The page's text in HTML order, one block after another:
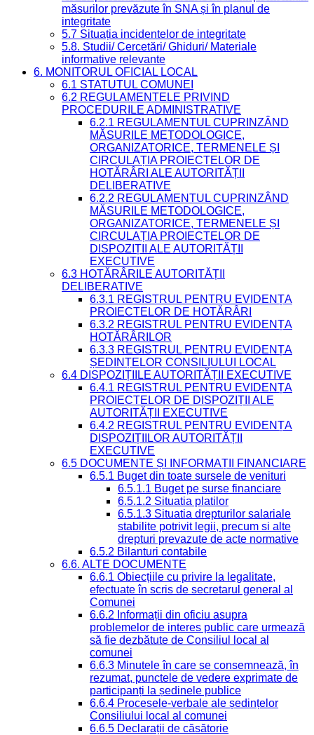
măsurilor prevăzute în SNA și în planul de
integritate
5.7 Situația incidentelor de integritate
5.8. Studii/ Cercetări/ Ghiduri/ Materiale
informative relevante
6. MONITORUL OFICIAL LOCAL
6.1 STATUTUL COMUNEI
6.2 REGULAMENTELE PRIVIND
PROCEDURILE ADMINISTRATIVE
6.2.1 REGULAMENTUL CUPRINZÂND
MĂSURILE METODOLOGICE,
ORGANIZATORICE, TERMENELE ȘI
CIRCULAȚIA PROIECTELOR DE
HOTĂRÂRI ALE AUTORITĂȚII
DELIBERATIVE
6.2.2 REGULAMENTUL CUPRINZÂND
MĂSURILE METODOLOGICE,
ORGANIZATORICE, TERMENELE ȘI
CIRCULAȚIA PROIECTELOR DE
DISPOZIȚII ALE AUTORITĂȚII
EXECUTIVE
6.3 HOTĂRÂRILE AUTORITĂȚII
DELIBERATIVE
6.3.1 REGISTRUL PENTRU EVIDENȚA
PROIECTELOR DE HOTĂRÂRI
6.3.2 REGISTRUL PENTRU EVIDENȚA
HOTĂRÂRILOR
6.3.3 REGISTRUL PENTRU EVIDENȚA
ȘEDINȚELOR CONSILIULUI LOCAL
6.4 DISPOZIȚIILE AUTORITĂȚII EXECUTIVE
6.4.1 REGISTRUL PENTRU EVIDENȚA
PROIECTELOR DE DISPOZIȚII ALE
AUTORITĂȚII EXECUTIVE
6.4.2 REGISTRUL PENTRU EVIDENȚA
DISPOZIȚIILOR AUTORITĂȚII
EXECUTIVE
6.5 DOCUMENTE ȘI INFORMAȚII FINANCIARE
6.5.1 Buget din toate sursele de venituri
6.5.1.1 Buget pe surse financiare
6.5.1.2 Situatia platilor
6.5.1.3 Situatia drepturilor salariale
stabilite potrivit legii, precum si alte
drepturi prevazute de acte normative
6.5.2 Bilanturi contabile
6.6. ALTE DOCUMENTE
6.6.1 Obiecțiile cu privire la legalitate,
efectuate în scris de secretarul general al
Comunei
6.6.2 Informații din oficiu asupra
problemelor de interes public care urmează
să fie dezbătute de Consiliul local al
comunei
6.6.3 Minutele în care se consemnează, în
rezumat, punctele de vedere exprimate de
participanți la ședinele publice
6.6.4 Procesele-verbale ale ședințelor
Consiliului local al comunei
6.6.5 Declarații de căsătorie